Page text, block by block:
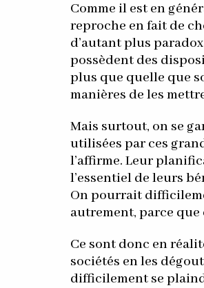
Comme il est en
reproche en fait de
d’autant plus
possèdent des
plus que quelle que
manières de les
Mais surtout, on se
utilisées par ces
l’affirme. Leur
l’essentiel de leurs
On pourrait
autrement, parce
Ce sont donc en
sociétés en les
difficilement se